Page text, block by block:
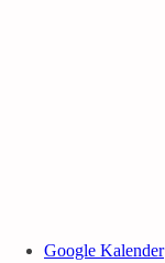
Google Kalender